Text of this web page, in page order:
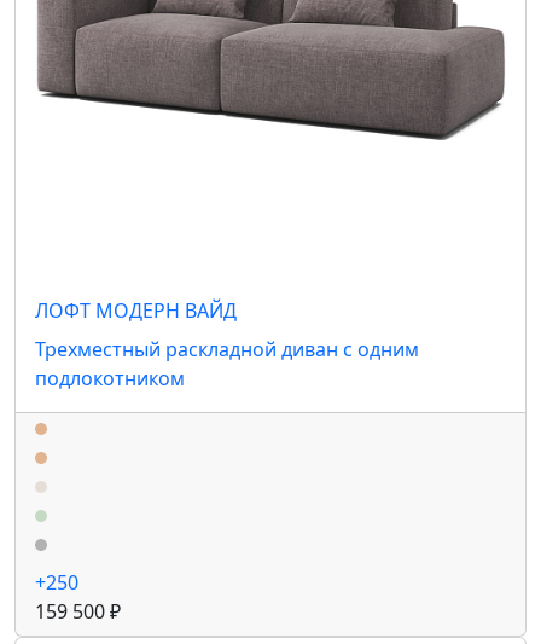
ЛОФТ МОДЕРН ВАЙД
Трехместный раскладной диван с одним
подлокотником
+250
159 500 ₽